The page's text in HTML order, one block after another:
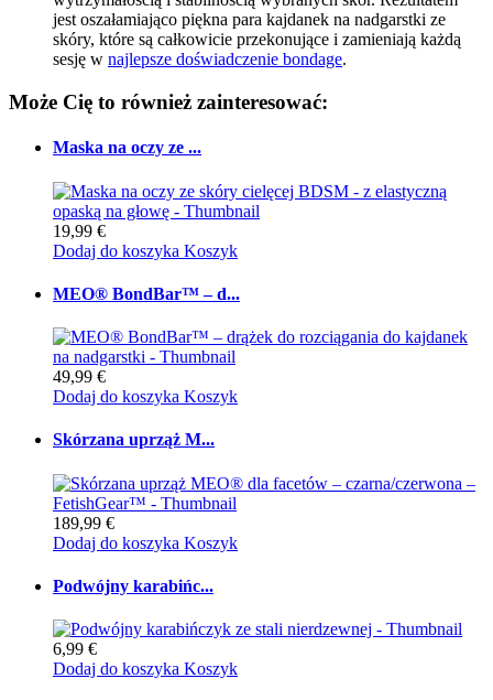
jest oszałamiająco piękna para kajdanek na nadgarstki ze
skóry, które są całkowicie przekonujące i zamieniają każdą
sesję w najlepsze doświadczenie bondage.
Może Cię to również zainteresować:
Maska na oczy ze ...
19,99 €
Dodaj do koszyka Koszyk
MEO® BondBar™ – d...
49,99 €
Dodaj do koszyka Koszyk
Skórzana uprząż M...
189,99 €
Dodaj do koszyka Koszyk
Podwójny karabińc...
6,99 €
Dodaj do koszyka Koszyk